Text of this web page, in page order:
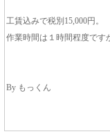
工賃込みで税別15,000円。
作業時間は１時間程度です
By もっくん